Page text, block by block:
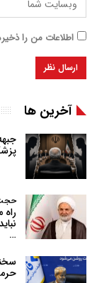
اطلاعات من را
آخرین ها
…